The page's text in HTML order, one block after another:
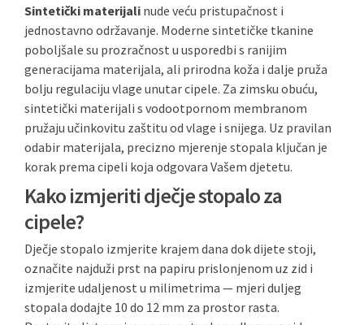
Sintetički materijali nude veću pristupačnost i
jednostavno održavanje. Moderne sintetičke tkanine
poboljšale su prozračnost u usporedbi s ranijim
generacijama materijala, ali prirodna koža i dalje pruža
bolju regulaciju vlage unutar cipele. Za zimsku obuću,
sintetički materijali s vodootpornom membranom
pružaju učinkovitu zaštitu od vlage i snijega. Uz pravilan
odabir materijala, precizno mjerenje stopala ključan je
korak prema cipeli koja odgovara Vašem djetetu.
Kako izmjeriti dječje stopalo za
cipele?
Dječje stopalo izmjerite krajem dana dok dijete stoji,
označite najduži prst na papiru prislonjenom uz zid i
izmjerite udaljenost u milimetrima — mjeri duljeg
stopala dodajte 10 do 12 mm za prostor rasta.